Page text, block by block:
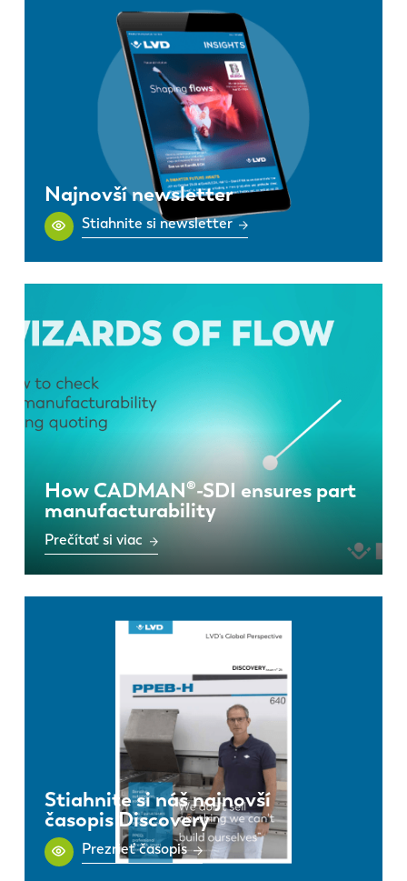
Najnovší newsletter
Stiahnite si newsletter
How CADMAN®-SDI ensures part
manufacturability
Prečítať si viac
Stiahnite si náš najnovší
časopis Discovery
Prezrieť časopis